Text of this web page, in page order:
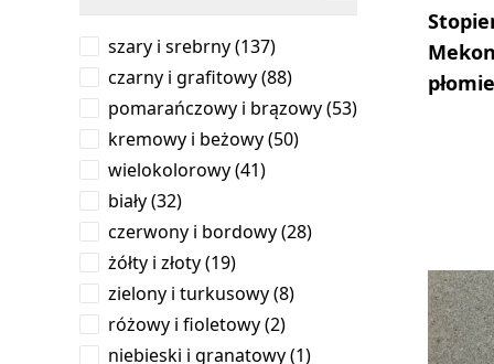
szary i srebrny(137products available
)
czarny i grafitowy(88products available
)
pomarańczowy i brązowy(53products available
)
kremowy i beżowy(50products available
)
wielokolorowy(41products available
)
biały(32products available
)
czerwony i bordowy(28products available
)
żółty i złoty(19products available
)
zielony i turkusowy(8products available
)
różowy i fioletowy(2products available
)
niebieski i granatowy(1products available
)